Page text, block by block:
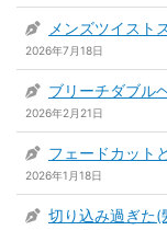
メンズツイスト
2026年7月18日
ブリーチダブル
2026年2月21日
フェードカット
2026年1月18日
切り込み過ぎた(